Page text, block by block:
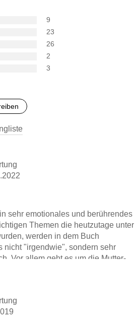
9
23
26
2
3
sehr emotionales und berührendes
Themen die heutzutage unter
werden in dem Buch
nicht "irgendwie", sondern sehr
Vor allem geht es um die Mutter-